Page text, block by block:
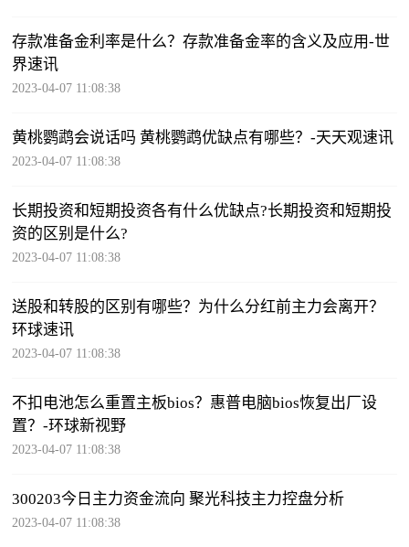
存款准备金利率是什么？存款准备金率的含义及应用-世
界速讯
2023-04-07 11:08:38
黄桃鹦鹉会说话吗 黄桃鹦鹉优缺点有哪些？-天天观速讯
2023-04-07 11:08:38
长期投资和短期投资各有什么优缺点?长期投资和短期投
资的区别是什么?
2023-04-07 11:08:38
送股和转股的区别有哪些？为什么分红前主力会离开？
环球速讯
2023-04-07 11:08:38
不扣电池怎么重置主板bios？惠普电脑bios恢复出厂设
置？-环球新视野
2023-04-07 11:08:38
300203今日主力资金流向 聚光科技主力控盘分析
2023-04-07 11:08:38